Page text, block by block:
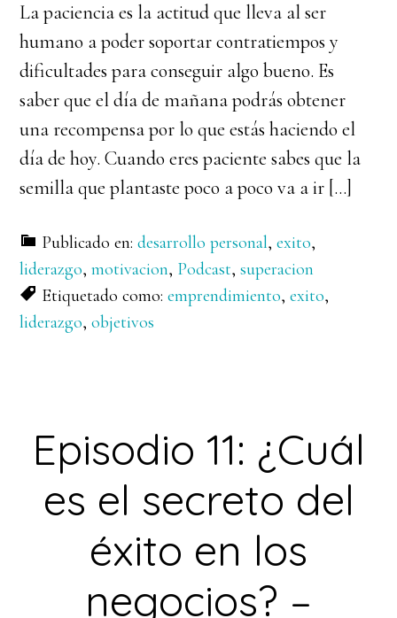
La paciencia es la actitud que lleva al ser
humano a poder soportar contratiempos y
dificultades para conseguir algo bueno. Es
saber que el día de mañana podrás obtener
una recompensa por lo que estás haciendo el
día de hoy. Cuando eres paciente sabes que la
semilla que plantaste poco a poco va a ir […]
Publicado en:desarrollo personal,exito,
liderazgo,motivacion, Podcast,superacion
Etiquetado como:emprendimiento,exito,
liderazgo,objetivos
Episodio 11: ¿Cuál
es el secreto del
éxito en los
negocios? –